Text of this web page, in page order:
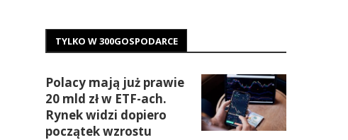
TYLKO W 300GOSPODARCE
Polacy mają już prawie
20 mld zł w ETF-ach.
Rynek widzi dopiero
początek wzrostu